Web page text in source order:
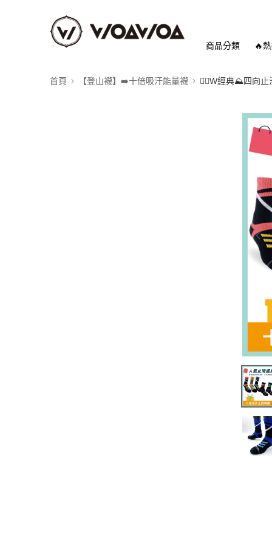
商品分類 🔥
首頁 【登山襪】➡️十倍吸汗能量襪 👉🏻W經典⛰️四向